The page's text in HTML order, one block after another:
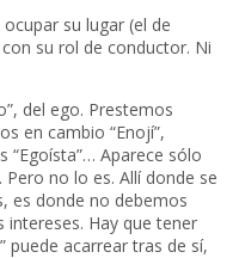
su lugar (el de
su rol de conductor. Ni
del ego. Prestemos
en cambio “Enojí”,
“Egoísta”… Aparece sólo
no lo es. Allí donde se
es donde no debemos
Hay que tener
puede acarrear tras de sí,